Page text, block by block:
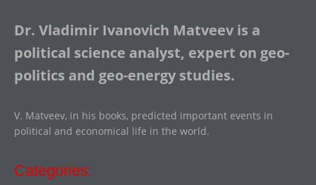
Dr. Vladimir Ivanovich Matveev is a
political science analyst, expert on geo-
politics and geo-energy studies.
V. Matveev, in his books, predicted important events in
political and economical life in the world.
Categories: